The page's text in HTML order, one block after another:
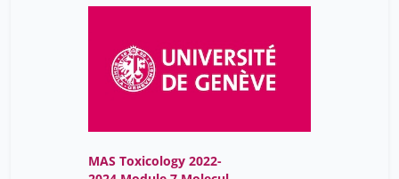
MAS Toxicology 2022-